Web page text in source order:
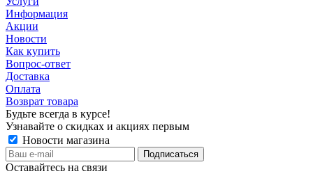
Информация
Акции
Новости
Как купить
Вопрос-ответ
Доставка
Оплата
Возврат товара
Будьте всегда в курсе!
Узнавайте о скидках и акциях первым
Новости магазина
Оставайтесь на связи